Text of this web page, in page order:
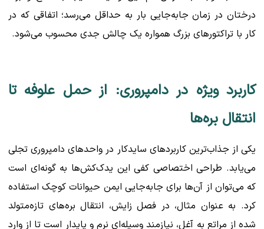
درختان در زمان جابه‌جایی بار به حداقل می‌رسد؛ اتفاقی که در
کار با تراکتورهای بزرگ همواره یک چالش جدی محسوب می‌شود.
کاربرد ویژه در دامپروری: از حمل علوفه تا
انتقال بره‌ها
یکی از جذاب‌ترین کاربردهای سایدکار در واحدهای دامپروری تجلی
می‌یابد. طراحی اختصاصی کفی این یدک‌کش‌ها به گونه‌ای است
که می‌توان از آن‌ها برای جابه‌جایی ایمن حیوانات کوچک استفاده
کرد. به عنوان مثال، در فصل زایش، انتقال بره‌های تازه‌متولد
شده از مراتع به آغل، نیازمند وسیله‌ای نرم و پایدار است تا از وارد